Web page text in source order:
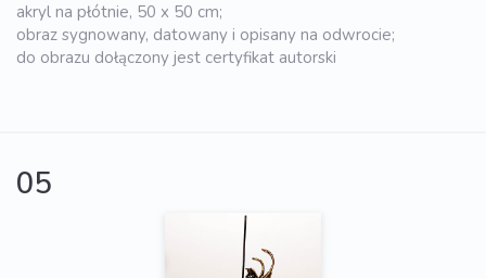
akryl na płótnie, 50 x 50 cm;
obraz sygnowany, datowany i opisany na odwrocie;
do obrazu dołączony jest certyfikat autorski
05